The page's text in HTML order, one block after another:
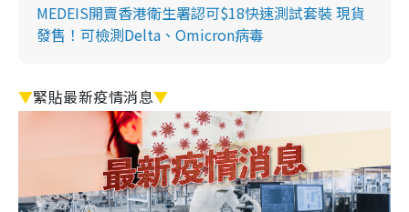
MEDEIS開賣香港衛生署認可$18快速測試套裝 現貨
發售！可檢測Delta、Omicron病毒
▼緊貼最新疫情消息▼